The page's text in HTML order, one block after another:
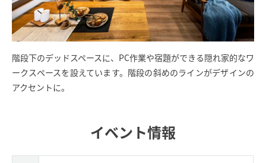
階段下のデッドスペースに、PC作業や宿題ができる隠れ家的なワ
ークスペースを設えています。階段の斜めのラインがデザインの
アクセントに。
イベント情報